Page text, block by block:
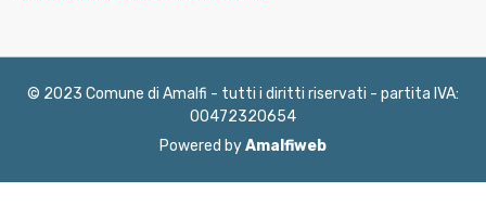
© 2023 Comune di Amalfi - tutti i diritti riservati - partita IVA:
00472320654
Powered byAmalfiweb